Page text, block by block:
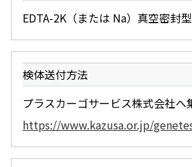
EDTA-2K（または Na）真空密封
検体送付方法
プラスカーゴサービス株式会社へ
https://www.kazusa.or.jp/